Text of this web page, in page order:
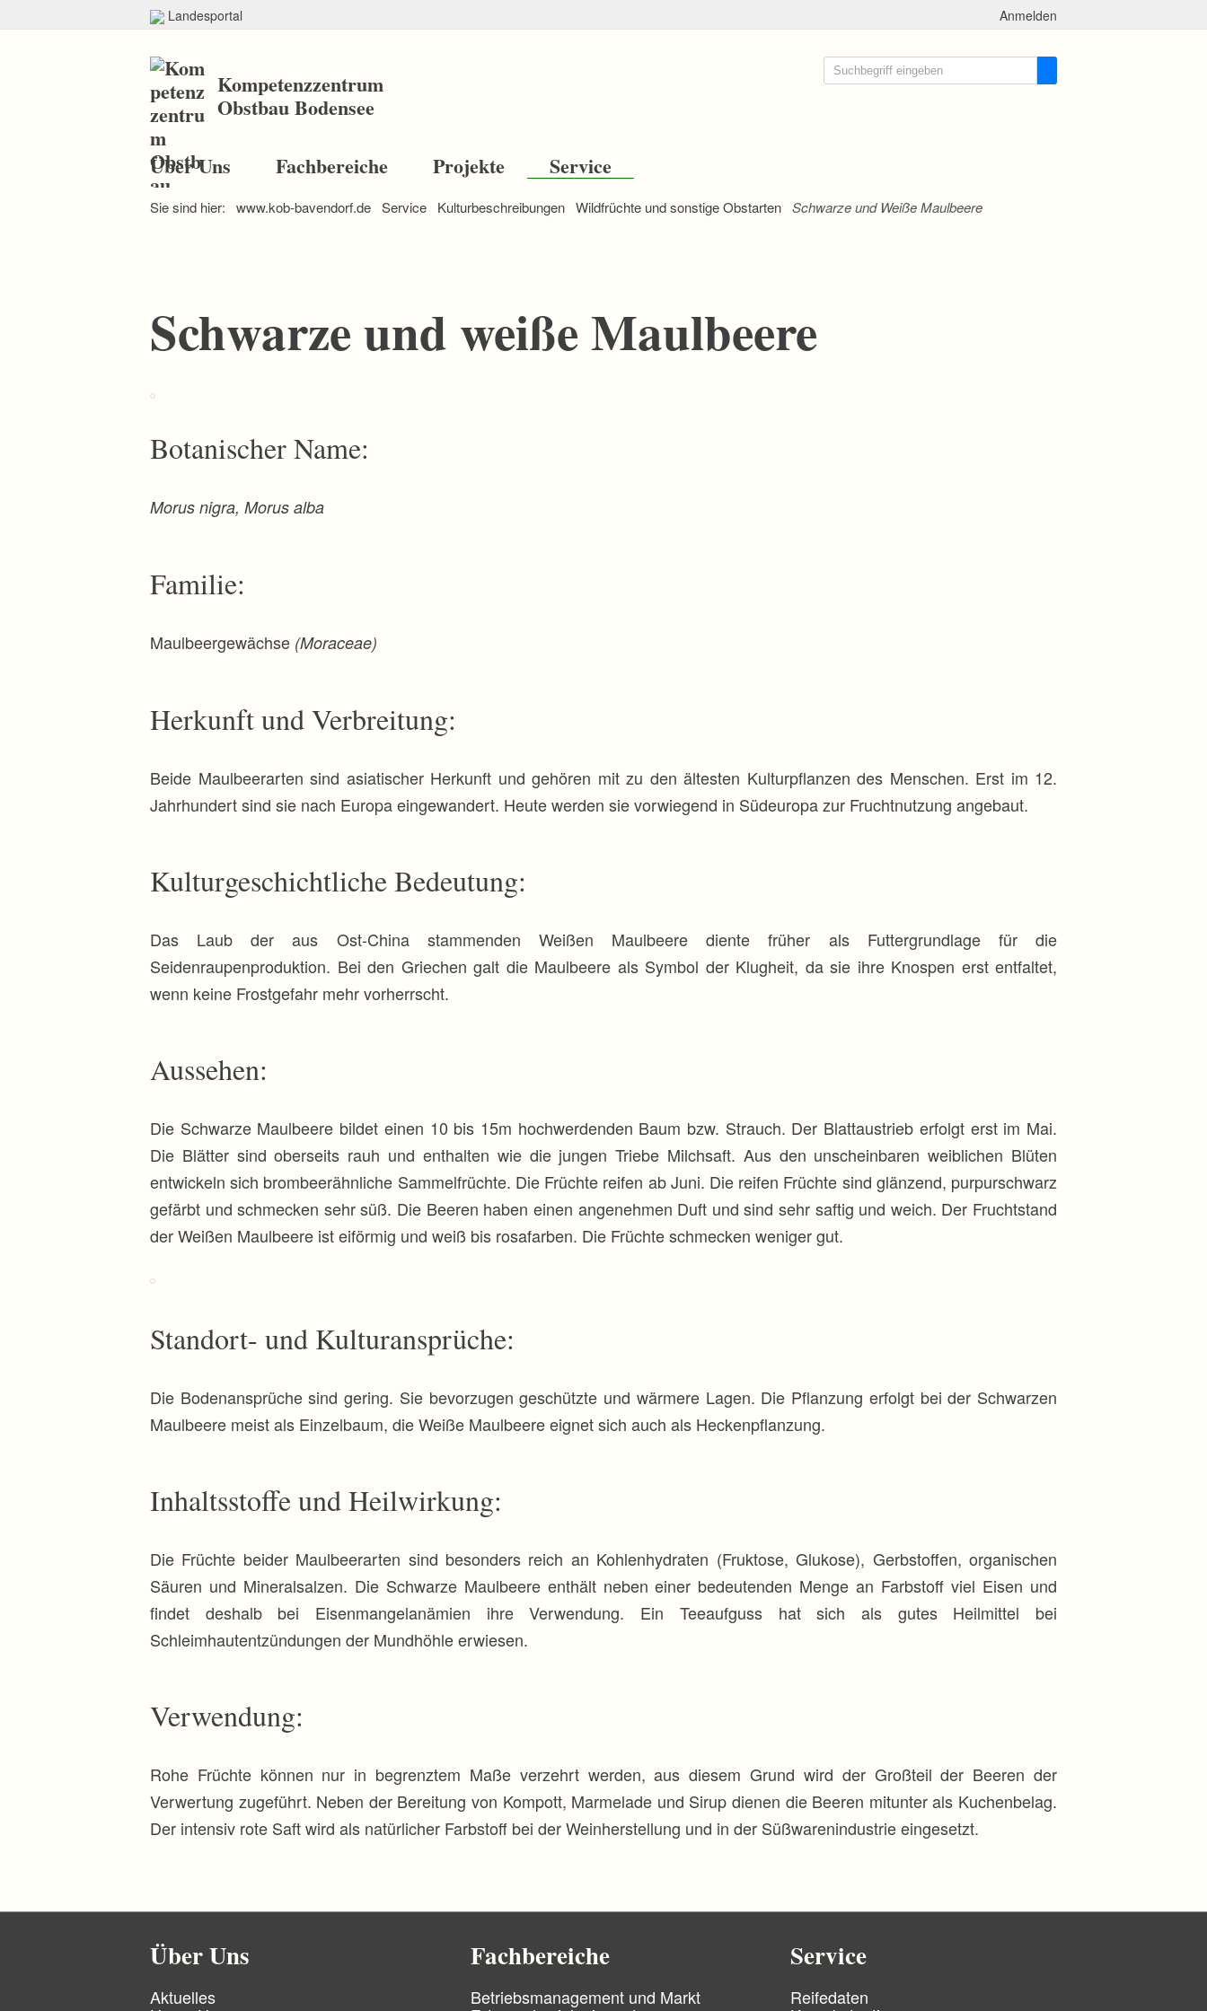
Landesportal Anmelden
Kompetenzzentrum
Obstbau Bodensee
N
a
v
i
g
b
e
r
p
r
n
g
Über Uns Fachbereiche Projekte Service
Sie sind hier: www.kob-bavendorf.de Service Kulturbeschreibungen Wildfrüchte und sonstige Obstarten Schwarze und Weiße Maulbeere
Schwarze und weiße Maulbeere
Botanischer Name:
Morus nigra, Morus alba
Familie:
Maulbeergewächse (Moraceae)
Herkunft und Verbreitung:
Beide Maulbeerarten sind asiatischer Herkunft und gehören mit zu den ältesten Kulturpflanzen des Menschen. Erst im 12.
Jahrhundert sind sie nach Europa eingewandert. Heute werden sie vorwiegend in Südeuropa zur Fruchtnutzung angebaut.
Kulturgeschichtliche Bedeutung:
Das Laub der aus Ost-China stammenden Weißen Maulbeere diente früher als Futtergrundlage für die
Seidenraupenproduktion. Bei den Griechen galt die Maulbeere als Symbol der Klugheit, da sie ihre Knospen erst entfaltet,
wenn keine Frostgefahr mehr vorherrscht.
Aussehen:
Die Schwarze Maulbeere bildet einen 10 bis 15m hochwerdenden Baum bzw. Strauch. Der Blattaustrieb erfolgt erst im Mai.
Die Blätter sind oberseits rauh und enthalten wie die jungen Triebe Milchsaft. Aus den unscheinbaren weiblichen Blüten
entwickeln sich brombeerähnliche Sammelfrüchte. Die Früchte reifen ab Juni. Die reifen Früchte sind glänzend, purpurschwarz
gefärbt und schmecken sehr süß. Die Beeren haben einen angenehmen Duft und sind sehr saftig und weich. Der Fruchtstand
der Weißen Maulbeere ist eiförmig und weiß bis rosafarben. Die Früchte schmecken weniger gut.
Standort- und Kulturansprüche:
Die Bodenansprüche sind gering. Sie bevorzugen geschützte und wärmere Lagen. Die Pflanzung erfolgt bei der Schwarzen
Maulbeere meist als Einzelbaum, die Weiße Maulbeere eignet sich auch als Heckenpflanzung.
Inhaltsstoffe und Heilwirkung:
Die Früchte beider Maulbeerarten sind besonders reich an Kohlenhydraten (Fruktose, Glukose), Gerbstoffen, organischen
Säuren und Mineralsalzen. Die Schwarze Maulbeere enthält neben einer bedeutenden Menge an Farbstoff viel Eisen und
findet deshalb bei Eisenmangelanämien ihre Verwendung. Ein Teeaufguss hat sich als gutes Heilmittel bei
Schleimhautentzündungen der Mundhöhle erwiesen.
Verwendung:
Rohe Früchte können nur in begrenztem Maße verzehrt werden, aus diesem Grund wird der Großteil der Beeren der
Verwertung zugeführt. Neben der Bereitung von Kompott, Marmelade und Sirup dienen die Beeren mitunter als Kuchenbelag.
Der intensiv rote Saft wird als natürlicher Farbstoff bei der Weinherstellung und in der Süßwarenindustrie eingesetzt.
Über Uns
N
Aktuelles
Fachbereiche
N
Betriebsmanagement und Markt
Service
N
Reifedaten